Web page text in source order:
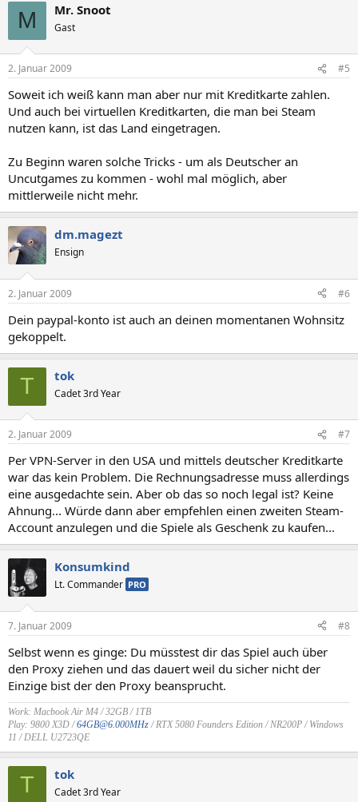
M Mr. Snoot
Gast
2. Januar 2009 #5
Soweit ich weiß kann man aber nur mit Kreditkarte zahlen.
Und auch bei virtuellen Kreditkarten, die man bei Steam
nutzen kann, ist das Land eingetragen.
Zu Beginn waren solche Tricks - um als Deutscher an
Uncutgames zu kommen - wohl mal möglich, aber
mittlerweile nicht mehr.
dm.magezt
Ensign
2. Januar 2009 #6
Dein paypal-konto ist auch an deinen momentanen Wohnsitz
gekoppelt.
T tok
Cadet 3rd Year
2. Januar 2009 #7
Per VPN-Server in den USA und mittels deutscher Kreditkarte
war das kein Problem. Die Rechnungsadresse muss allerdings
eine ausgedachte sein. Aber ob das so noch legal ist? Keine
Ahnung... Würde dann aber empfehlen einen zweiten Steam-
Account anzulegen und die Spiele als Geschenk zu kaufen...
Konsumkind
Lt. Commander PRO
7. Januar 2009 #8
Selbst wenn es ginge: Du müsstest dir das Spiel auch über
den Proxy ziehen und das dauert weil du sicher nicht der
Einzige bist der den Proxy beansprucht.
Work: Macbook Air M4 / 32GB / 1TB
Play: 9800 X3D /64GB@6.000MHz / RTX 5080 Founders Edition / NR200P / Windows
11 / DELL U2723QE
T tok
Cadet 3rd Year